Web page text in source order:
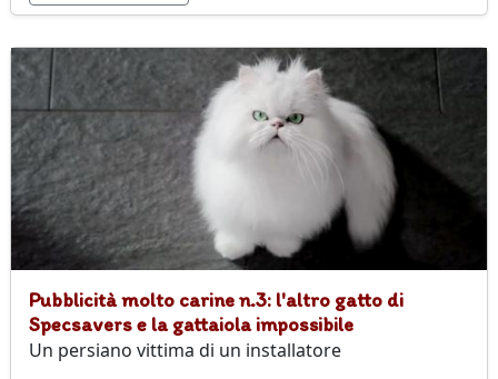
Pubblicità molto carine n.3: l'altro gatto di
Specsavers e la gattaiola impossibile
Un persiano vittima di un installatore